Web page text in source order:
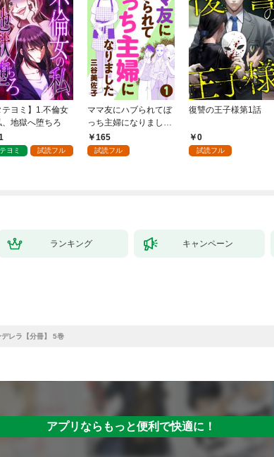
テヨミ】1.不倫女
、地獄へ堕ちろ
ヨミ 試読フル
ママ友にハブられてぼ
っち主婦になりました
【分冊版】 1
165
試読フル
復讐の王子様第1話
0
試読フル
ランキング キャンペーン
レラ【分冊】 5巻
アプリならもっと便利で快適に！